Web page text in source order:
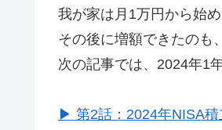
我が家は月1万円から始め
その後に増額できたのも
次の記事では、2024年1
▶ 第2話：2024年NISA